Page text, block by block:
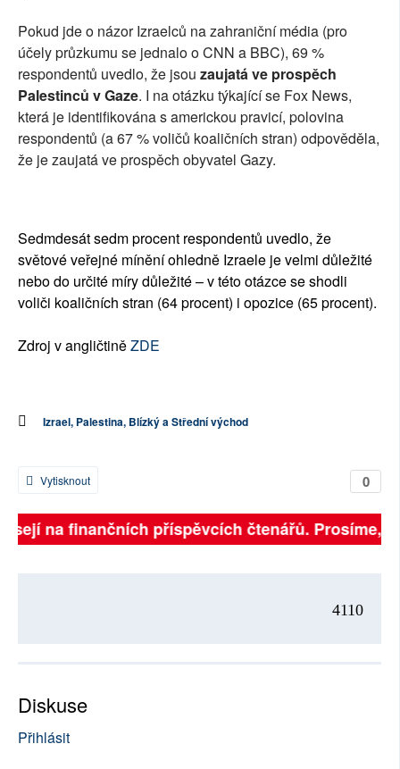
Pokud jde o názor Izraelců na zahraniční média (pro
účely průzkumu se jednalo o CNN a BBC), 69 %
respondentů uvedlo, že jsou zaujatá ve prospěch
Palestinců v Gaze. I na otázku týkající se Fox News,
která je identifikována s americkou pravicí, polovina
respondentů (a 67 % voličů koaličních stran) odpověděla,
že je zaujatá ve prospěch obyvatel Gazy.
Sedmdesát sedm procent respondentů uvedlo, že
světové veřejné mínění ohledně Izraele je velmi důležité
nebo do určité míry důležité – v této otázce se shodli
voliči koaličních stran (64 procent) i opozice (65 procent).
Zdroj v angličtiněZDE
Izrael, Palestina, Blízký a Střední východ
0
Vytisknout
na finančních příspěvcích čtenářů. Prosíme,
4110
Diskuse
Přihlásit